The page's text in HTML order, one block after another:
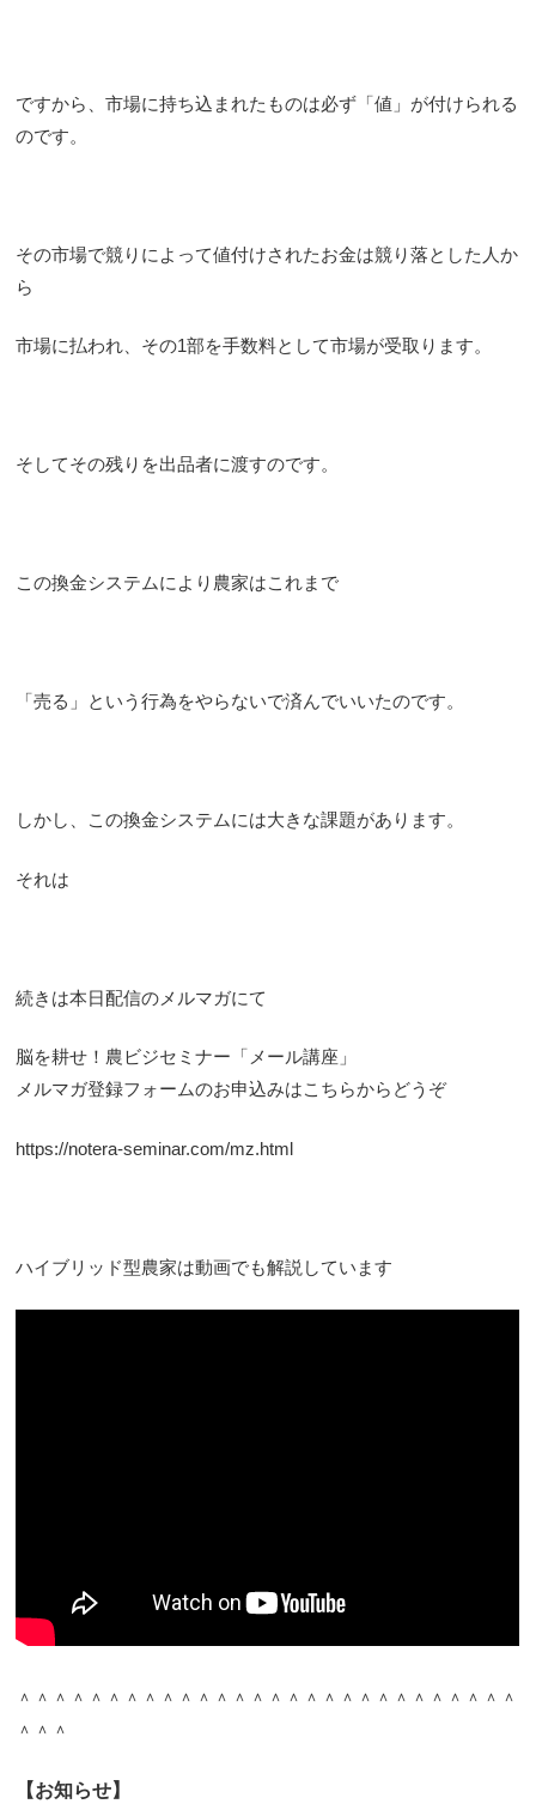
ですから、市場に持ち込まれたものは必ず「値」が付けられる
のです。
その市場で競りによって値付けされたお金は競り落とした人か
ら
市場に払われ、その1部を手数料として市場が受取ります。
そしてその残りを出品者に渡すのです。
この換金システムにより農家はこれまで
「売る」という行為をやらないで済んでいいたのです。
しかし、この換金システムには大きな課題があります。
それは
続きは本日配信のメルマガにて
脳を耕せ！農ビジセミナー「メール講座」
メルマガ登録フォームのお申込みはこちらからどうぞ
https://notera-seminar.com/mz.html
ハイブリッド型農家は動画でも解説しています
＾＾＾＾＾＾＾＾＾＾＾＾＾＾＾＾＾＾＾＾＾＾＾＾＾＾＾＾
＾＾＾
【お知らせ】